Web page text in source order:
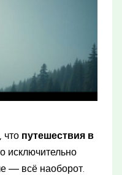
что путешествия в
исключительно
— всё наоборот.